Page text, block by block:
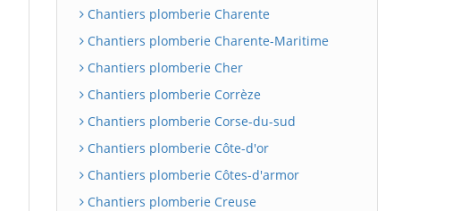
Chantiers plomberie Charente
Chantiers plomberie Charente-Maritime
Chantiers plomberie Cher
Chantiers plomberie Corrèze
Chantiers plomberie Corse-du-sud
Chantiers plomberie Côte-d'or
Chantiers plomberie Côtes-d'armor
Chantiers plomberie Creuse